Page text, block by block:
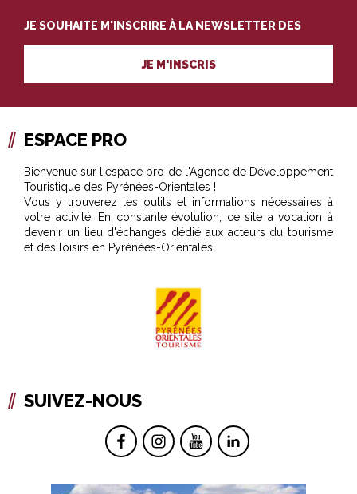
JE SOUHAITE M'INSCRIRE À LA NEWSLETTER DES
PROFESSIONNELS DU TOURISME
JE M'INSCRIS
ESPACE PRO
Bienvenue sur l'espace pro de l'Agence de Développement
Touristique des Pyrénées-Orientales !
Vous y trouverez les outils et informations nécessaires à
votre activité. En constante évolution, ce site a vocation à
devenir un lieu d'échanges dédié aux acteurs du tourisme
et des loisirs en Pyrénées-Orientales.
SUIVEZ-NOUS